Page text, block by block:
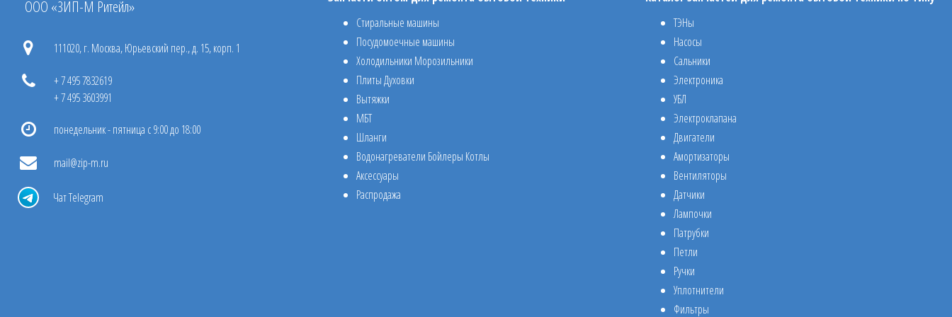
ООО «ЗИП-М Ритейл»
111020, г. Москва, Юрьевский пер., д. 15, корп. 1
+ 7 495 7832619
+ 7 495 3603991
понедельник - пятница с 9:00 до 18:00
mail@zip-m.ru
Чат Telegram
Стиральные машины
Посудомоечные машины
Холодильники Морозильники
Плиты Духовки
Вытяжки
МБТ
Шланги
Водонагреватели Бойлеры Котлы
Аксессуары
Распродажа
ТЭНы
Насосы
Сальники
Электроника
УБЛ
Электроклапана
Двигатели
Амортизаторы
Вентиляторы
Датчики
Лампочки
Патрубки
Петли
Ручки
Уплотнители
Фильтры